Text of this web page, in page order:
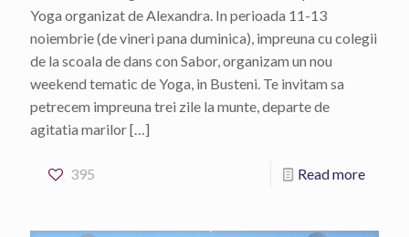
Yoga organizat de Alexandra. In perioada 11-13
noiembrie (de vineri pana duminica), impreuna cu colegii
de la scoala de dans con Sabor, organizam un nou
weekend tematic de Yoga, in Busteni. Te invitam sa
petrecem impreuna trei zile la munte, departe de
agitatia marilor[…]
395 Read more